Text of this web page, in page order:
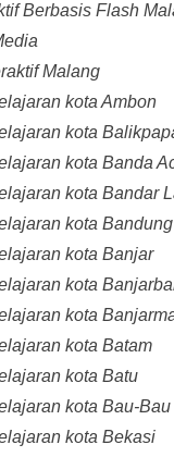
Berbasis Flash
Malang
kota Ambon
kota
kota Banda
kota Bandar
kota Bandung
kota Banjar
kota
kota
kota Batam
kota Batu
kota Bau-Bau
kota Bekasi